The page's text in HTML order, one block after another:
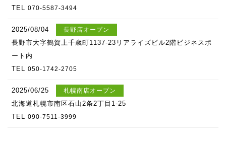
TEL 070-5587-3494
2025/08/04 長野店オープン
長野市大字鶴賀上千歳町1137-23リアライズビル2階ビジネスポ
ート内
TEL 050-1742-2705
2025/06/25 札幌南店オープン
北海道札幌市南区石山2条2丁目1-25
TEL 090-7511-3999